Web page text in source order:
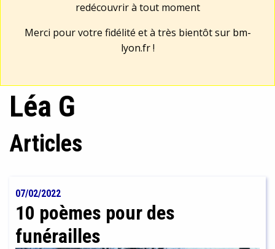
redécouvrir à tout moment
Merci pour votre fidélité et à très bientôt sur bm-
lyon.fr!
Léa G
Articles
07/02/2022
10 poèmes pour des
funérailles